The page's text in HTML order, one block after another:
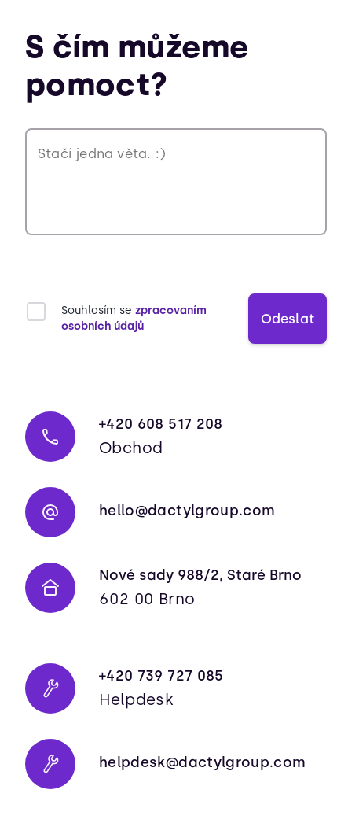
S čím můžeme
pomoct?
Souhlasím se zpracovaním
osobních údajů
Odeslat
+420 608 517 208
Obchod
hello@dactylgroup.com
Nové sady 988/2, Staré Brno
602 00 Brno
+420 739 727 085
Helpdesk
helpdesk@dactylgroup.com